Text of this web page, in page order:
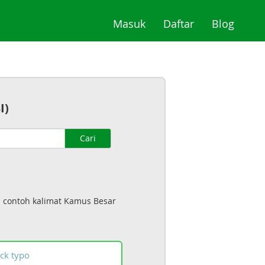
Masuk(current)
Daftar(current)
Blog
Cari
kalimat Kamus Besar
typo